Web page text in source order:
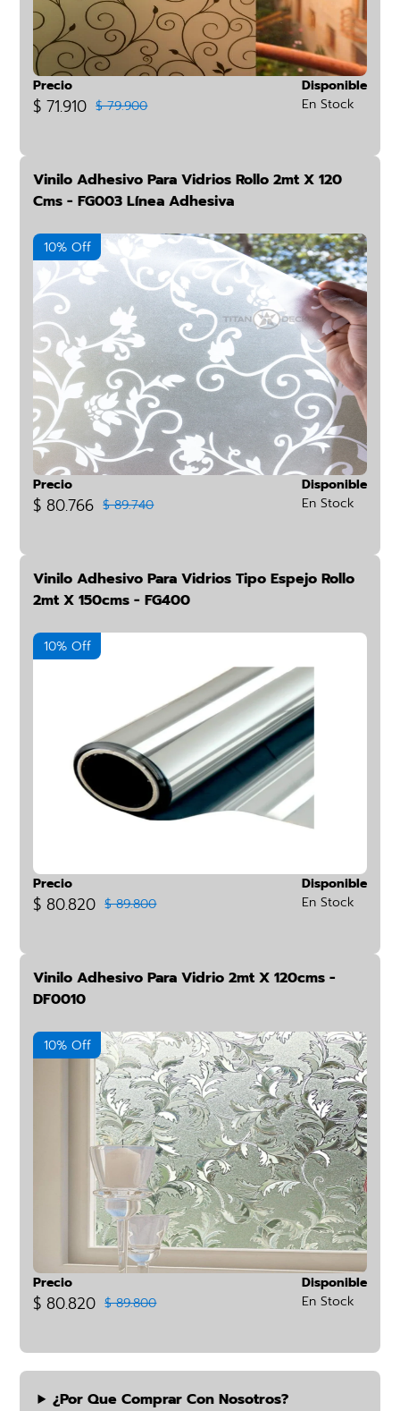
Precio
$ 71.910 $ 79.900
Disponible
En Stock
Vinilo Adhesivo Para Vidrios Rollo 2mt X 120
Cms - FG003 Línea Adhesiva
10% Off
Precio
$ 80.766 $ 89.740
Disponible
En Stock
Vinilo Adhesivo Para Vidrios Tipo Espejo Rollo
2mt X 150cms - FG400
10% Off
Precio
$ 80.820 $ 89.800
Disponible
En Stock
Vinilo Adhesivo Para Vidrio 2mt X 120cms -
DF0010
10% Off
Precio
$ 80.820 $ 89.800
Disponible
En Stock
¿por Que Comprar Con Nosotros?